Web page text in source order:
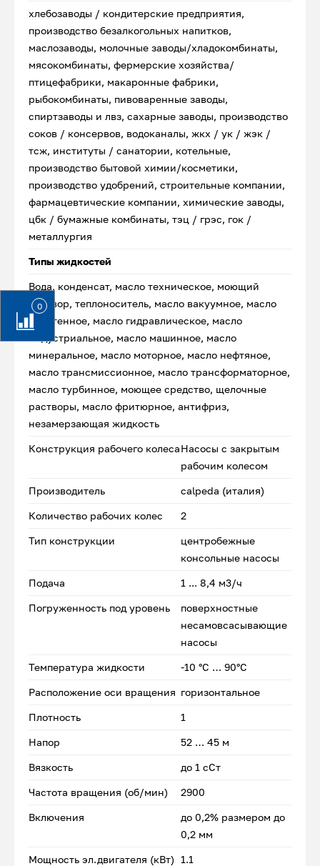
0
хлебозаводы / кондитерские предприятия,
производство безалкогольных напитков,
маслозаводы, молочные заводы/хладокомбинаты,
мясокомбинаты, фермерские хозяйства/
птицефабрики, макаронные фабрики,
рыбокомбинаты, пивоваренные заводы,
спиртзаводы и лвз, сахарные заводы, производство
соков / консервов, водоканалы, жкх / ук / жэк /
тсж, институты / санатории, котельные,
производство бытовой химии/косметики,
производство удобрений, строительные компании,
фармацевтические компании, химические заводы,
цбк / бумажные комбинаты, тэц / грэс, гок /
металлургия
Типы жидкостей
Вода, конденсат, масло техническое, моющий
раствор, теплоноситель, масло вакуумное, масло
веретенное, масло гидравлическое, масло
индустриальное, масло машинное, масло
минеральное, масло моторное, масло нефтяное,
масло трансмиссионное, масло трансформаторное,
масло турбинное, моющее средство, щелочные
растворы, масло фритюрное, антифриз,
незамерзающая жидкость
Конструкция рабочего колесаНасосы с закрытым
рабочим колесом
Производитель calpeda (италия)
Количество рабочих колес 2
Тип конструкции
центробежные
консольные насосы
Подача 1 ... 8,4 м3/ч
Погруженность под уровень
поверхностные
несамовсасывающие
насосы
Температура жидкости -10 °C … 90°C
Расположение оси вращения горизонтальное
Плотность 1
Напор 52 … 45 м
Вязкость до 1 сСт
Частота вращения (об/мин) 2900
Включения
до 0,2% размером до
0,2 мм
Мощность эл.двигателя (кВт) 1.1